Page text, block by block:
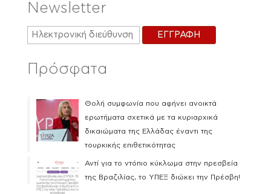
Newsletter
Πρόσφατα
Θολή συμφωνία που αφήνει ανοικτά
ερωτήματα σχετικά με τα κυριαρχικά
δικαιώματα της Ελλάδας έναντι της
τουρκικής επιθετικότητας
Αντί για το ντόπιο κύκλωμα στην πρεσβεία
της Βραζιλίας, το ΥΠΕΞ διώκει την Πρέσβη!